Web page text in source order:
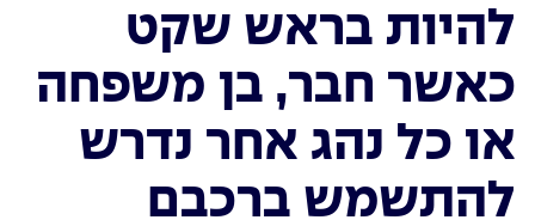
להיות בראש שקט
כאשר חבר, בן משפחה
או כל נהג אחר נדרש
להתשמש ברכבם